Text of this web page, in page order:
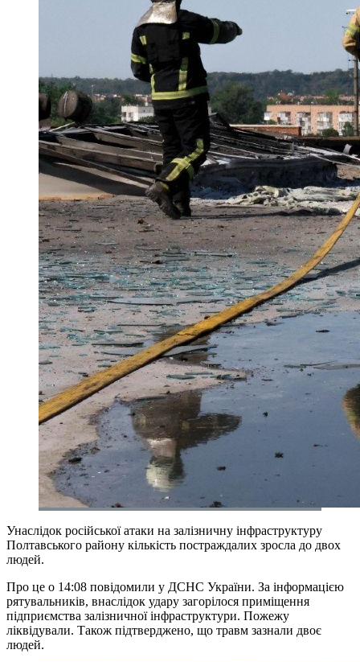
Унаслідок російської атаки на залізничну інфраструктуру
Полтавського району кількість постраждалих зросла до двох
людей.
Про це о 14:08 повідомили у ДСНС України. За інформацією
рятувальників, внаслідок удару загорілося приміщення
підприємства залізничної інфраструктури. Пожежу
ліквідували. Також підтверджено, що травм зазнали двоє
людей.